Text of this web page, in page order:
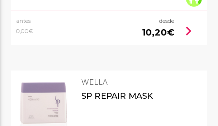
antes
0,00€
desde
10,20€ chevron_right
WELLA
SP REPAIR MASK